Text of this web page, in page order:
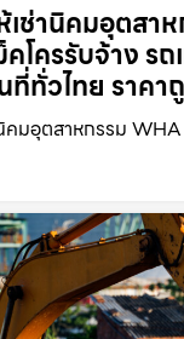
เช่านิคมอุตสา
โครรับจ้าง รถ
ทั่วไทย ราคา
คมอุตสาหกรรม WHA